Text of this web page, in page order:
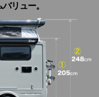
リュー。